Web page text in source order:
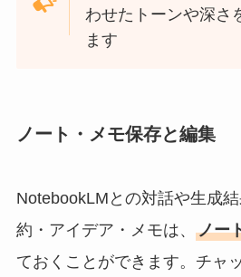
わせたトーンや深さ
ます
ノート・メモ保存と編集
NotebookLMとの対話や生成
約・アイデア・メモは、 ノー
ておくことができます。チャ